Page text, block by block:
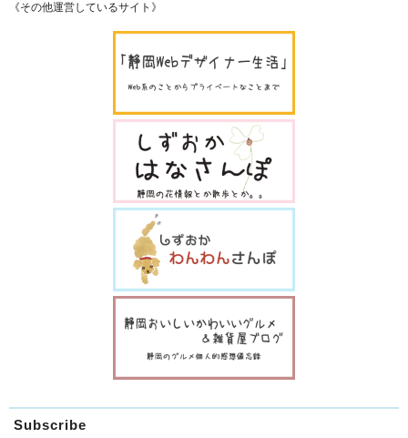
《その他運営しているサイト》
Subscribe